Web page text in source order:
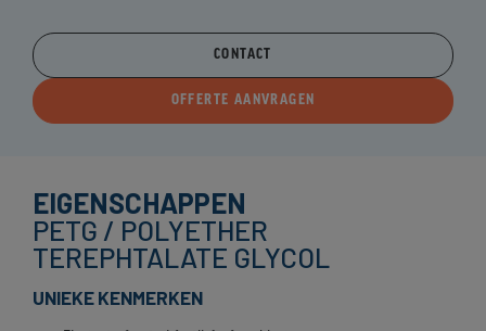
CONTACT
OFFERTE AANVRAGEN
EIGENSCHAPPEN
PETG / POLYETHER
TEREPHTALATE GLYCOL
UNIEKE KENMERKEN